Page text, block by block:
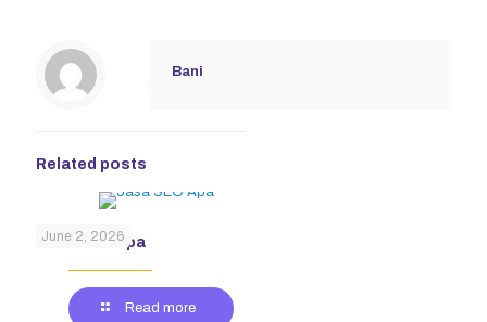
Bani
Related posts
June 2, 2026
Jasa SEO Apa
Read more